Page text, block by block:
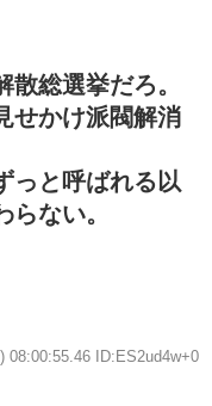
総選挙だろ。
せかけ派閥解消
っと呼ばれる以
ない。
08:00:55.46 ID:ES2ud4w+0